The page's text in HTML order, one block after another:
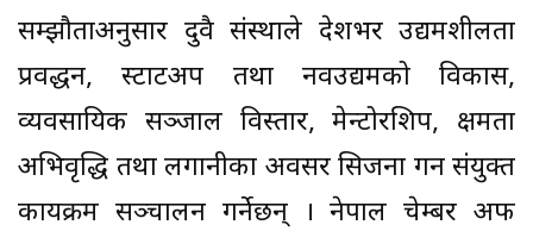
सम्झौताअनुसार दुवै संस्थाले देशभर उद्यमशीलता
प्रवर्द्धन, स्टार्टअप तथा नवउद्यमको विकास,
व्यवसायिक सञ्जाल विस्तार, मेन्टोरशिप, क्षमता
अभिवृद्धि तथा लगानीका अवसर सिर्जना गर्न संयुक्त
कार्यक्रम सञ्चालन गर्नेछन् । नेपाल चेम्बर अफ